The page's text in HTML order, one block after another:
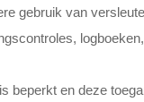
gebruik van
beperkt en deze